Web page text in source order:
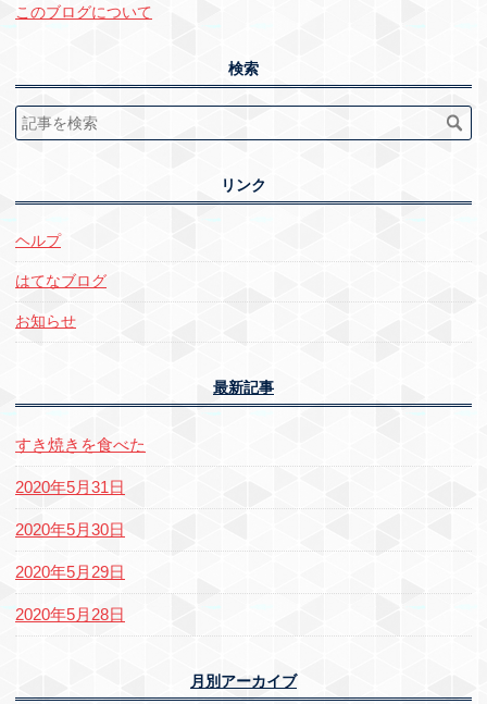
このブログについて
検索
リンク
ヘルプ
はてなブログ
お知らせ
最新記事
すき焼きを食べた
2020年5月31日
2020年5月30日
2020年5月29日
2020年5月28日
月別アーカイブ